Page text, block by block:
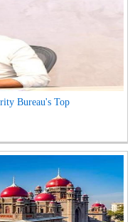
Bureau's Top